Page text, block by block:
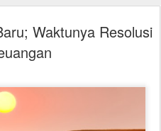
Waktunya Resolusi